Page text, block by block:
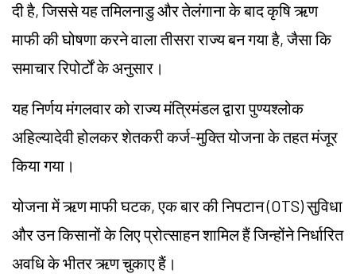
दी है, जिससे यह तमिलनाडु और तेलंगाना के बाद कृषि ऋण
माफी की घोषणा करने वाला तीसरा राज्य बन गया है, जैसा कि
समाचार रिपोर्टों के अनुसार।
यह निर्णय मंगलवार को राज्य मंत्रिमंडल द्वारा पुण्यश्लोक
अहिल्यादेवी होलकर शेतकरी कर्ज-मुक्ति योजना के तहत मंजूर
किया गया।
योजना में ऋण माफी घटक, एक बार की निपटान (OTS) सुविधा
और उन किसानों के लिए प्रोत्साहन शामिल हैं जिन्होंने निर्धारित
अवधि के भीतर ऋण चुकाए हैं।